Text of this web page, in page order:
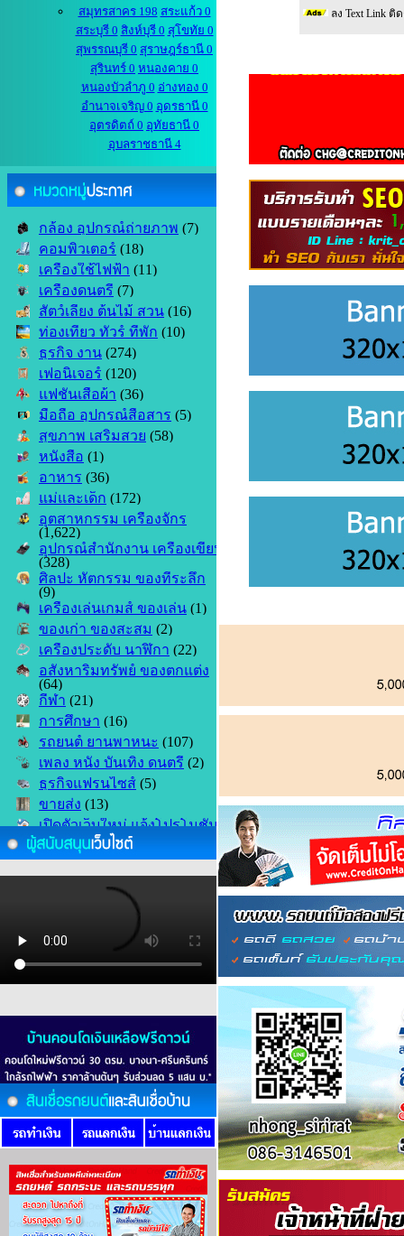
สมุทรสาคร 198 สระแก้ว 0
สระบุรี 0 สิงห์บุรี 0 สุโขทัย 0
สุพรรณบุรี 0 สุราษฎร์ธานี 0
สุรินทร์ 0 หนองคาย 0
หนองบัวลำภู 0 อ่างทอง 0
อำนาจเจริญ 0 อุดรธานี 0
อุตรดิตถ์ 0 อุทัยธานี 0
อุบลราชธานี 4
ลง Text Link ติด